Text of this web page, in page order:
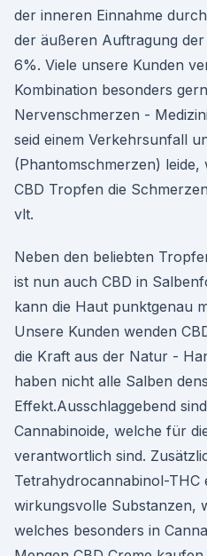
der inneren Einnahme
der äußeren Auftragung
6%. Viele unsere Kunden
Kombination besonders
Nervenschmerzen -
seid einem Verkehrsunfall
(Phantomschmerzen)
CBD Tropfen die
vlt.
Neben den beliebten
ist nun auch CBD in
kann die Haut punktgenau
Unsere Kunden wenden
die Kraft aus der Natur -
haben nicht alle Salben
Effekt.Ausschlaggebend
Cannabinoide, welche für
verantwortlich sind.
Tetrahydrocannabinol-THC
wirkungsvolle Substanzen,
welches besonders in